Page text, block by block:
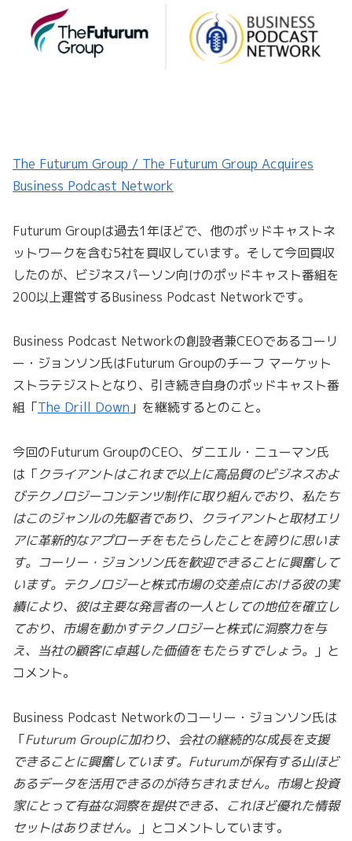
The Futurum Group / The Futurum Group Acquires
Business Podcast Network
Futurum Groupは過去1年ほどで、他のポッドキャストネ
ットワークを含む5社を買収しています。そして今回買収
したのが、ビジネスパーソン向けのポッドキャスト番組を
200以上運営するBusiness Podcast Networkです。
Business Podcast Networkの創設者兼CEOであるコーリ
ー・ジョンソン氏はFuturum Groupのチーフ マーケット
ストラテジストとなり、引き続き自身のポッドキャスト番
組「The Drill Down 」を継続するとのこと。
今回のFuturum GroupのCEO、ダニエル・ニューマン氏
は「クライアントはこれまで以上に高品質のビジネスおよ
びテクノロジーコンテンツ制作に取り組んでおり、私たち
はこのジャンルの先駆者であり、クライアントと取材エリ
アに革新的なアプローチをもたらしたことを誇りに思いま
す。コーリー・ジョンソン氏を歓迎できることに興奮して
います。テクノロジーと株式市場の交差点における彼の実
績により、彼は主要な発言者の一人としての地位を確立し
ており、市場を動かすテクノロジーと株式に洞察力を与
え、当社の顧客に卓越した価値をもたらすでしょう。
」と
コメント。
Business Podcast Networkのコーリー・ジョンソン氏は
「Futurum Groupに加わり、会社の継続的な成長を支援
できることに興奮しています。Futurumが保有する山ほど
あるデータを活用できるのが待ちきれません。市場と投資
家にとって有益な洞察を提供できる、これほど優れた情報
セットはありません。
」とコメントしています。